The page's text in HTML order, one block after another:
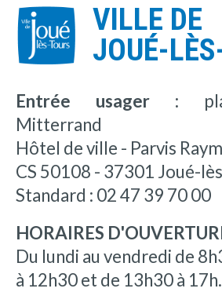
VILLE DE
JOUÉ-
Entrée usager :
Mitterrand
Hôtel de ville - Parvis
CS 50108 - 37301 Joué-
Standard : 02 47 39 70 00
HORAIRES
Du lundi au vendredi de
à 12h30 et de 13h30 à 17h.